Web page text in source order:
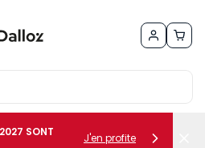
SONT
J'en profite